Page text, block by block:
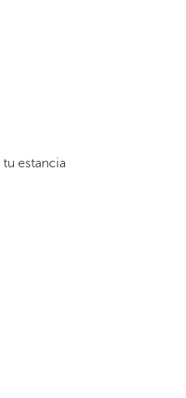
estancia